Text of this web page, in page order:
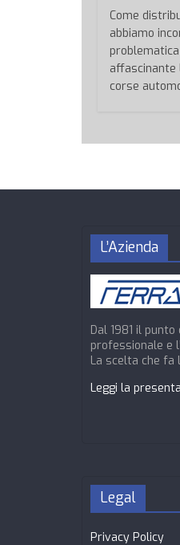
Come
abbiamo
affascinante
corse
L’Azienda
Dal 1981 il
professionale e
La scelta che fa
Leggi la
Legal
Privacy Policy